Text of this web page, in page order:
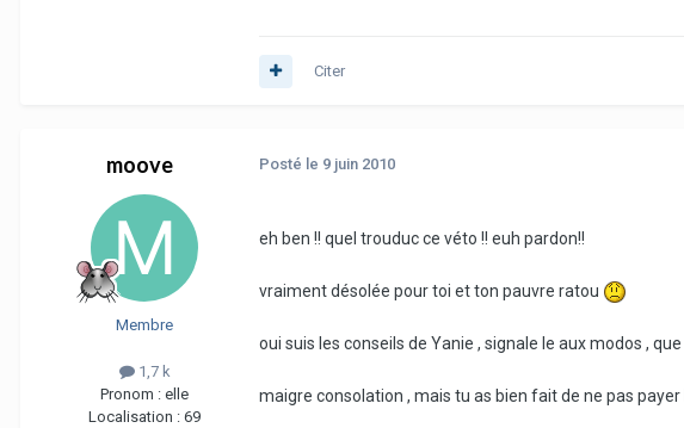
Citer
moove
Membre
1,7 k
Pronom : elle
Localisation : 69
Posté le 9 juin 2010
eh ben !! quel trouduc ce véto !! euh pardon!!
vraiment désolée pour toi et ton pauvre ratou
oui suis les conseils de Yanie , signale le aux modos ,
maigre consolation , mais tu as bien fait de ne pas